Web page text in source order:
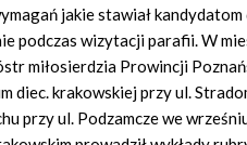
jakie stawiał kandydatom
podczas wizytacji parafii. W
miłosierdzia Prowincji
diec. krakowskiej przy ul.
przy ul. Podzamcze we